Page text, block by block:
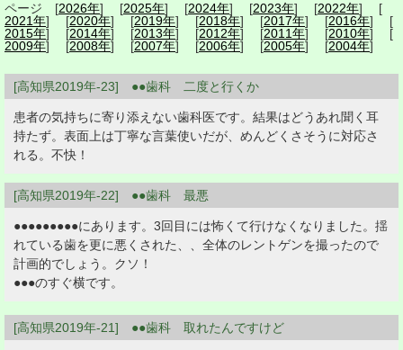
ページ [2026年] [2025年] [2024年] [2023年] [2022年] [
2021年] [2020年] [2019年] [2018年] [2017年] [2016年] [
2015年] [2014年] [2013年] [2012年] [2011年] [2010年] [
2009年] [2008年] [2007年] [2006年] [2005年] [2004年]
[高知県2019年-23] ●●歯科 二度と行くか
患者の気持ちに寄り添えない歯科医です。結果はどうあれ聞く耳
持たず。表面上は丁寧な言葉使いだが、めんどくさそうに対応さ
れる。不快！
[高知県2019年-22] ●●歯科 最悪
●●●●●●●●●にあります。3回目には怖くて行けなくなりました。揺
れている歯を更に悪くされた、、全体のレントゲンを撮ったので
計画的でしょう。クソ！
●●●のすぐ横です。
[高知県2019年-21] ●●歯科 取れたんですけど